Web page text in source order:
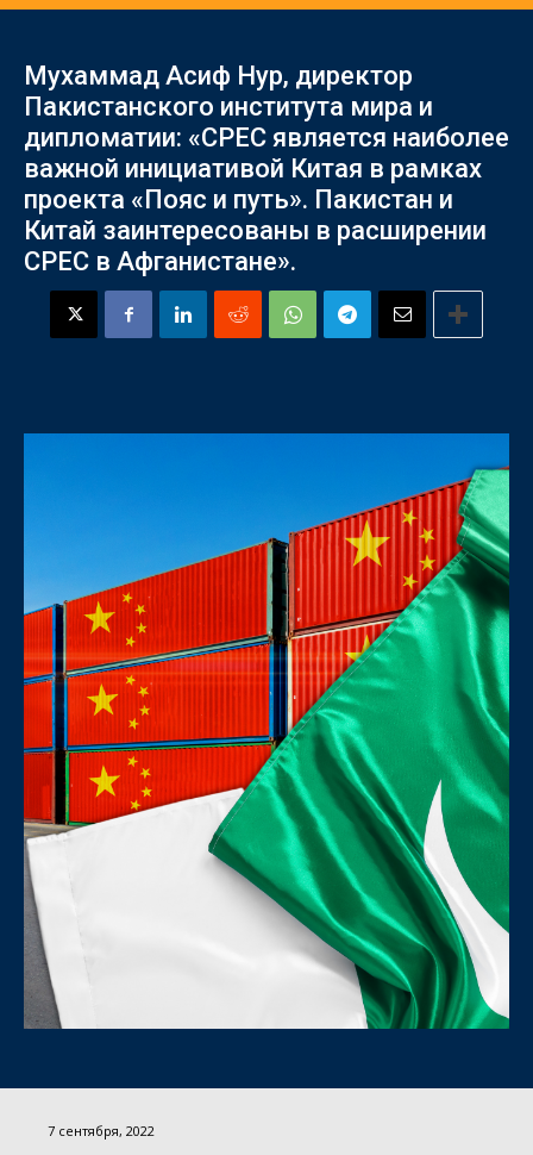
Мухаммад Асиф Нур, директор
Пакистанского института мира и
дипломатии: «CPEC является наиболее
важной инициативой Китая в рамках
проекта «Пояс и путь». Пакистан и
Китай заинтересованы в расширении
CPEC в Афганистане».
7 сентября, 2022